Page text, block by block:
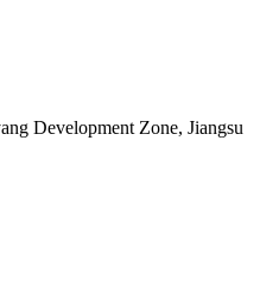
Development Zone, Jiangsu